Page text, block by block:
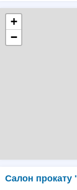
+
−
Салон прокату